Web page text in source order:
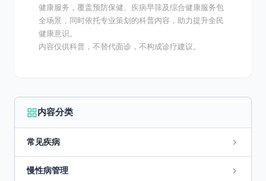
健康服务，覆盖预防保健、疾病早筛及综合健康服务包
全场景，同时依托专业策划的科普内容，助力提升全民
健康意识。
内容仅供科普，不替代面诊，不构成诊疗建议。
内容分类
常见疾病
慢性病管理